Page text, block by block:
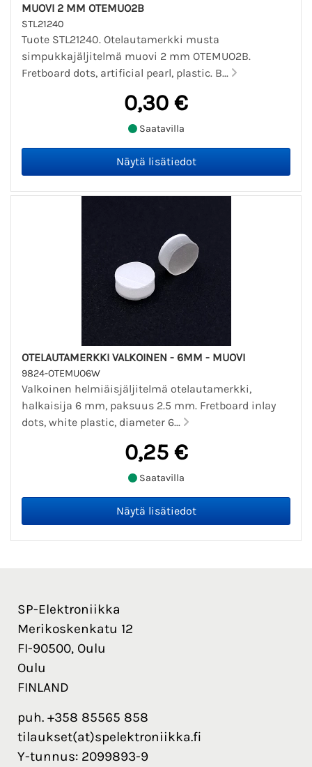
MUOVI 2 MM OTEMUO2B
STL21240
Tuote STL21240. Otelautamerkki musta
simpukkajäljitelmä muovi 2 mm OTEMUO2B.
Fretboard dots, artificial pearl, plastic. B...
0,30 €
Saatavilla
OTELAUTAMERKKI VALKOINEN - 6MM - MUOVI
9824-OTEMUO6W
Valkoinen helmiäisjäljitelmä otelautamerkki,
halkaisija 6 mm, paksuus 2.5 mm. Fretboard inlay
dots, white plastic, diameter 6...
0,25 €
Saatavilla
SP-Elektroniikka
Merikoskenkatu 12
FI-90500, Oulu
Oulu
FINLAND
puh. +358 85565 858
tilaukset(at)spelektroniikka.fi
Y-tunnus: 2099893-9